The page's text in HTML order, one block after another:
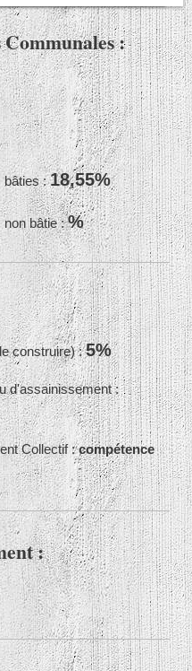
:
bâties :18,55%
non bâtie :%
construire) :5%
d'assainissement :
Collectif :compétence
: